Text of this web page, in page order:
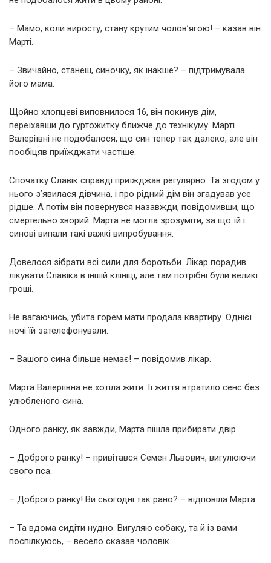
– Мамо, коли виросту, стану крутим чолов’ягою! – казав він
Марті.
– Звичайно, станеш, синочку, як інакше? – підтримувала
його мама.
Щойно хлопцеві виповнилося 16, він покинув дім,
переїхавши до гуртожитку ближче до технікуму. Марті
Валеріївні не подобалося, що син тепер так далеко, але він
пообіцяв приїжджати частіше.
Спочатку Славік справді приїжджав регулярно. Та згодом у
нього з’явилася дівчина, і про рідний дім він згадував усе
рідше. А потім він повернувся назавжди, повідомивши, що
смертельно хворий. Марта не могла зрозуміти, за що їй і
синові випали такі важкі випробування.
Довелося зібрати всі сили для боротьби. Лікар порадив
лікувати Славіка в іншій клініці, але там потрібні були великі
гроші.
Не вагаючись, убита горем мати продала квартиру. Однієї
ночі їй зателефонували.
– Вашого сина більше немає! – повідомив лікар.
Марта Валеріївна не хотіла жити. Її життя втратило сенс без
улюбленого сина.
Одного ранку, як завжди, Марта пішла прибирати двір.
– Доброго ранку! – привітався Семен Львович, вигулюючи
свого пса.
– Доброго ранку! Ви сьогодні так рано? – відповіла Марта.
– Та вдома сидіти нудно. Вигуляю собаку, та й із вами
поспілкуюсь, – весело сказав чоловік.